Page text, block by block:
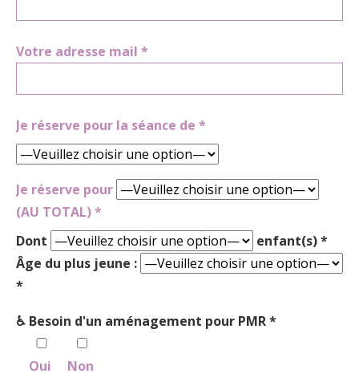
Votre adresse mail *
Je réserve pour la séance de *
Je réserve pour
(AU TOTAL) *
Dont
enfant(s) *
Âge du plus jeune :
*
♿ Besoin d'un aménagement pour PMR *
Oui Non